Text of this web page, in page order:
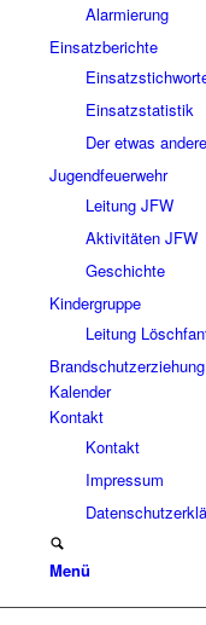
Alarmierung
Einsatzberichte
Einsatzstatistik
Der etwas
Jugendfeuerwehr
Leitung JFW
Aktivitäten JFW
Geschichte
Kindergruppe
Leitung
Brandschutzerziehung
Kalender
Kontakt
Kontakt
Impressum
Menü